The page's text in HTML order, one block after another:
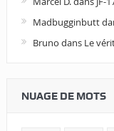
Madbugginbutt
Bruno dans Le
NUAGE DE MOTS